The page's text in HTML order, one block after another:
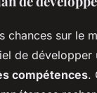
chances sur le
de développer
compétences.